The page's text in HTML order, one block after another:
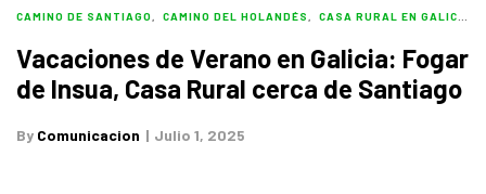
CAMINO DE SANTIAGO CAMINO DEL HOLANDÉS CASA RURAL EN GALICIA
Vacaciones de Verano en Galicia: Fogar
de Insua, Casa Rural cerca de Santiago
By Comunicacion Julio 1, 2025